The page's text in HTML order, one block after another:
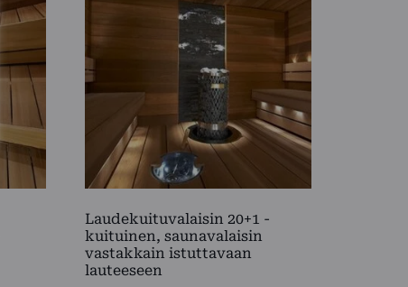
Laudekuituvalaisin 20+1 -
kuituinen, saunavalaisin
vastakkain istuttavaan
lauteeseen